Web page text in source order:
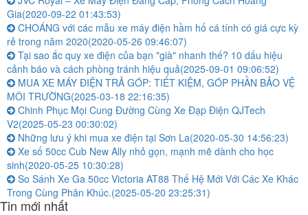
Gia(2020-09-22 01:43:53)
CHOÁNG với các mẫu xe máy điện hầm hố cá tính có giá cực kỳ
rẻ trong năm 2020(2020-05-26 09:46:07)
Tại sao ắc quy xe điện của bạn "già" nhanh thế? 10 dấu hiệu
cảnh báo và cách phòng tránh hiệu quả(2025-09-01 09:06:52)
MUA XE MÁY ĐIỆN TRẢ GÓP: TIẾT KIỆM, GÓP PHẦN BẢO VỆ
MÔI TRƯỜNG(2025-03-18 22:16:35)
Chinh Phục Mọi Cung Đường Cùng Xe Đạp Điện QJTech
V2(2025-05-23 00:30:02)
Những lưu ý khi mua xe điện tại Sơn La(2020-05-30 14:56:23)
Xe số 50cc Cub New Ally nhỏ gọn, mạnh mẽ dành cho học
sinh(2020-05-25 10:30:28)
So Sánh Xe Ga 50cc Victoria AT88 Thế Hệ Mới Với Các Xe Khác
Trong Cùng Phân Khúc.(2025-05-20 23:25:31)
Tin mới nhất